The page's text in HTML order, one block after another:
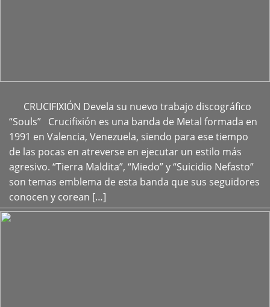
CRUCIFIXIÓN Devela su nuevo trabajo discográfico
“Souls” Crucifixión es una banda de Metal formada en
1991 en Valencia, Venezuela, siendo para ese tiempo
de las pocas en atreverse en ejecutar un estilo más
agresivo. “Tierra Maldita”, “Miedo” y “Suicidio Nefasto”
son temas emblema de esta banda que sus seguidores
conocen y corean […]
+